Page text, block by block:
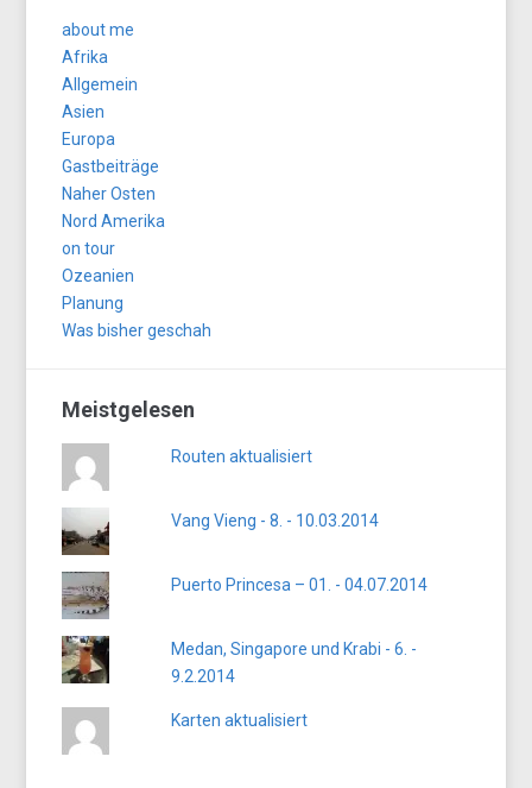
about me
Afrika
Allgemein
Asien
Europa
Gastbeiträge
Naher Osten
Nord Amerika
on tour
Ozeanien
Planung
Was bisher geschah
Meistgelesen
Routen aktualisiert
Vang Vieng - 8. - 10.03.2014
Puerto Princesa – 01. - 04.07.2014
Medan, Singapore und Krabi - 6. -
9.2.2014
Karten aktualisiert